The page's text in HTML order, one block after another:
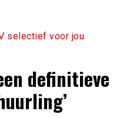
selectief voor jou
definitieve